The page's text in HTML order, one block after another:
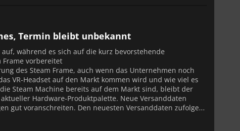
Termin bleibt unbekannt
während es sich auf die kurz bevorstehende
Frame vorbereitet
des Steam Frame, auch wenn das Unternehmen noch
VR-Headset auf den Markt kommen wird und wie viel es
Steam Machine bereits auf dem Markt sind, bleibt der
Hardware-Produktpalette. Neue Versanddaten
gut voranschreiten. Den neuesten Versanddaten zufolge...